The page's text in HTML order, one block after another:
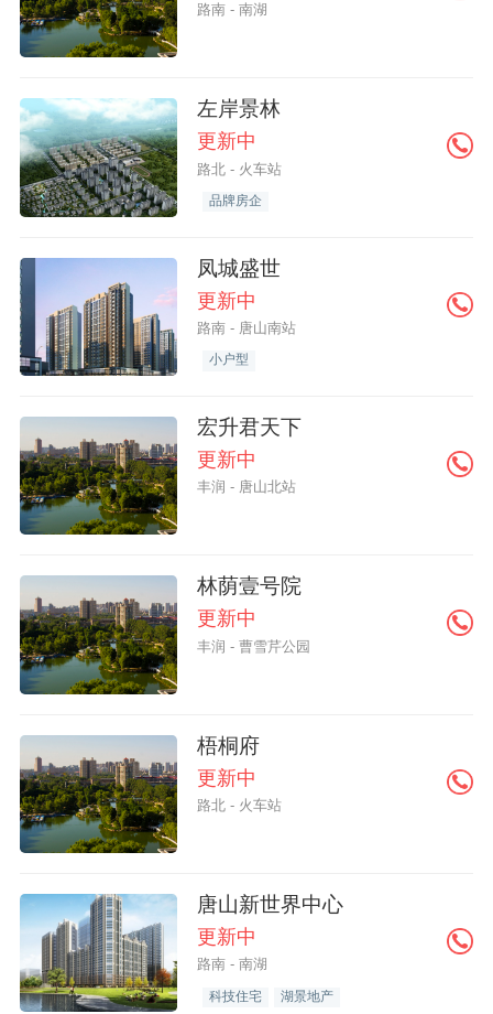
路南 - 南湖
左岸景林
更新中
路北 - 火车站
品牌房企
凤城盛世
更新中
路南 - 唐山南站
小户型
宏升君天下
更新中
丰润 - 唐山北站
林荫壹号院
更新中
丰润 - 曹雪芹公园
梧桐府
更新中
路北 - 火车站
唐山新世界中心
更新中
路南 - 南湖
科技住宅 湖景地产